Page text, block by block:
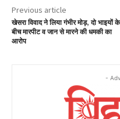
Previous article
खेसरा विवाद ने लिया गंभीर मोड़, दो भाइयों के
बीच मारपीट व जान से मारने की धमकी का
आरोप
-